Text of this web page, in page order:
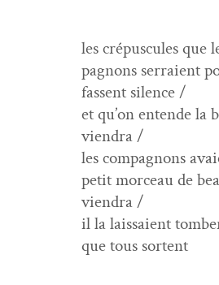
les cré­pus­cules que
pagnons ser­raient
fassent silence /
et qu’on entende la
viendra /
les com­pagnons
petit morceau de
viendra /
il la lais­saient
que tous sortent